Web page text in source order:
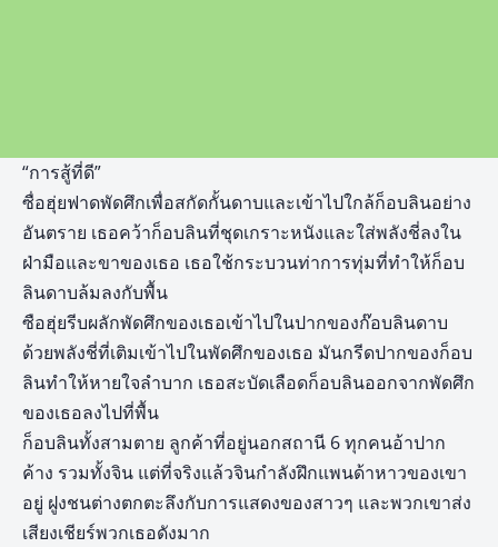
“การสู้ที่ดี”
ซื่อฮุ่ยฟาดพัดศึกเพื่อสกัดกั้นดาบและเข้าไปใกล้ก็อบลินอย่าง
อันตราย เธอคว้าก็อบลินที่ชุดเกราะหนังและใส่พลังชี่ลงใน
ฝ่ามือและขาของเธอ เธอใช้กระบวนท่าการทุ่มที่ทำให้ก็อบ
ลินดาบล้มลงกับพื้น
ซือฮุ่ยรีบผลักพัดศึกของเธอเข้าไปในปากของก๊อบลินดาบ
ด้วยพลังชี่ที่เติมเข้าไปในพัดศึกของเธอ มันกรีดปากของก็อบ
ลินทำให้หายใจลำบาก เธอสะบัดเลือดก็อบลินออกจากพัดศึก
ของเธอลงไปที่พื้น
ก็อบลินทั้งสามตาย ลูกค้าที่อยู่นอกสถานี 6 ทุกคนอ้าปาก
ค้าง รวมทั้งจิน แต่ที่จริงแล้วจินกำลังฝึกแพนด้าหาวของเขา
อยู่ ฝูงชนต่างตกตะลึงกับการแสดงของสาวๆ และพวกเขาส่ง
เสียงเชียร์พวกเธอดังมาก